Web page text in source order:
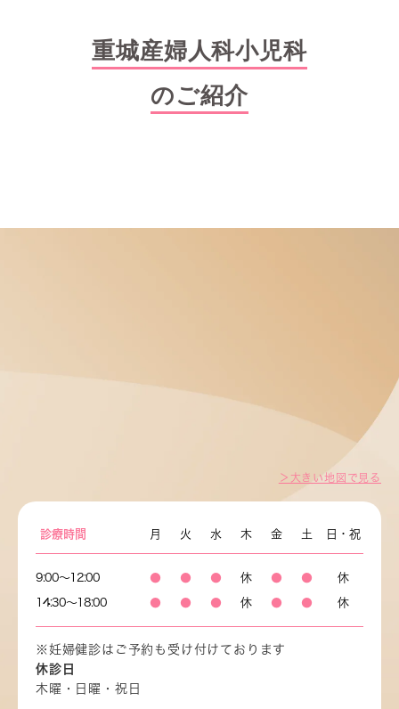
重城産婦人科小児科
のご紹介
＞大きい地図で見る
診療時間 月 火 水 木 金 土 日・祝
9:00～12:00 ● ● ● 休 ● ● 休
14:30～18:00 ● ● ● 休 ● ● 休
※妊婦健診はご予約も受け付けております
休診日
木曜・日曜・祝日